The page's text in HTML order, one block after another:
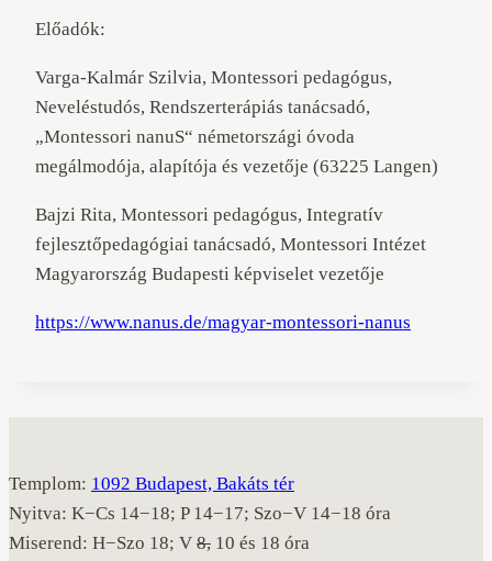
Előadók:
Varga-Kalmár Szilvia, Montessori pedagógus,
Neveléstudós, Rendszerterápiás tanácsadó,
„Montessori nanuS“ németországi óvoda
megálmodója, alapítója és vezetője (63225 Langen)
Bajzi Rita, Montessori pedagógus, Integratív
fejlesztőpedagógiai tanácsadó, Montessori Intézet
Magyarország Budapesti képviselet vezetője
https://www.nanus.de/magyar-montessori-nanus
Templom: 1092 Budapest, Bakáts tér
Nyitva: K−Cs 14−18; P 14−17; Szo−V 14−18 óra
Miserend: H−Szo 18; V 8, 10 és 18 óra